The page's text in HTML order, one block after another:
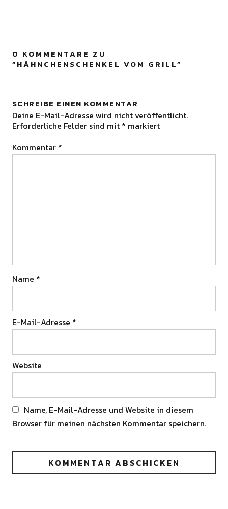
0 KOMMENTARE ZU
“HÄHNCHENSCHENKEL VOM GRILL”
SCHREIBE EINEN KOMMENTAR
Deine E-Mail-Adresse wird nicht veröffentlicht.
Erforderliche Felder sind mit * markiert
Kommentar *
Name *
E-Mail-Adresse *
Website
Name, E-Mail-Adresse und Website in diesem
Browser für meinen nächsten Kommentar speichern.